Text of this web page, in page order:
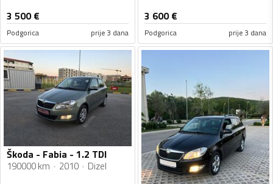
3 500€
Podgorica prije 3 dana
3 600€
Podgorica prije 3 dana
Škoda - Fabia - 1.2 TDI
190000 km 2010 Dizel